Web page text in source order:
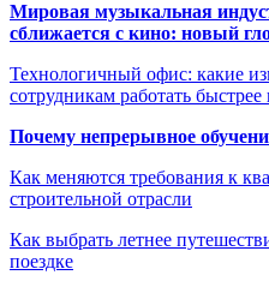
Мировая музыкальная
сближается с кино: новый
Технологичный офис: какие
сотрудникам работать
Почему непрерывное
Как меняются требования к
строительной отрасли
Как выбрать летнее
поездке